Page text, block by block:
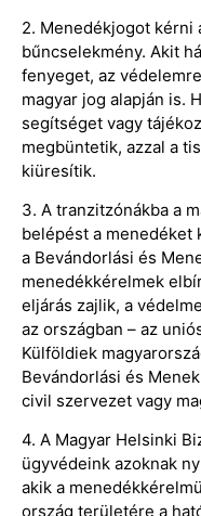
2. Menedékjogot kérni
bűncselekmény. Akit
fenyeget, az
magyar jog alapján is.
segítséget vagy
megbüntetik, azzal a
kiüresítik.
3. A tranzitzónákba a
belépést a menedéket
a Bevándorlási és
menedékkérelmek
eljárás zajlik, a
az országban – az
Külföldiek
Bevándorlási és
civil szervezet vagy
4. A Magyar Helsinki
ügyvédeink azoknak
akik a
ország területére a